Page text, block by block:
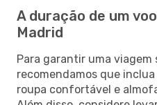
A duração de um
Madrid
Para garantir uma
recomendamos que
roupa confortável e